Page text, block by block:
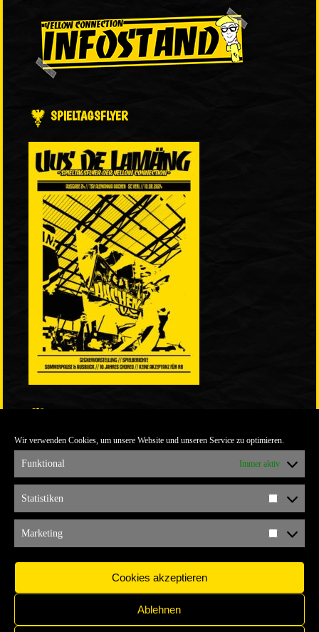
Wir verwenden Cookies, um unsere Website und unseren Service zu optimieren.
Funktional Immer aktiv
Statistiken
Marketing
Cookies akzeptieren
Ablehnen
SPIELTAGSFLYER
ULTRABLOG DER YELLOW CONNECTION
ALEMANNIA VERKAUFT MAN NICHT
ARCHIV
ARCHIV